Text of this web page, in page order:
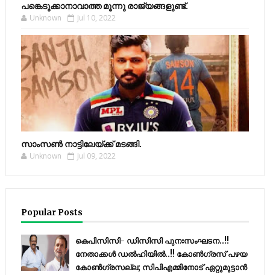
പങ്കെടുക്കാനാവാത്ത മൂന്നു രാജ്യങ്ങളുണ്ട്.
Unknown Jul 10, 2022
സാംസണ്‍ നാട്ടിലേയ്‌ക്ക് മടങ്ങി.
Unknown Jul 09, 2022
Popular Posts
കെപിസിസി- ഡിസിസി പുനഃസംഘടന..!!
നേതാക്കൾ ഡൽഹിയിൽ..!! കോണ്‍ഗ്രസ് പഴയ
കോണ്‍ഗ്രസല്ല; സിപിഎമ്മിനോട് ഏറ്റുമുട്ടാന്‍